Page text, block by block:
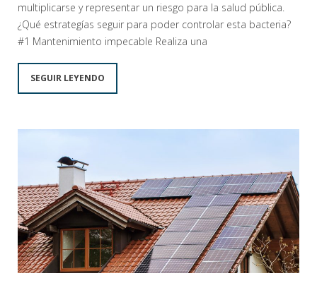
multiplicarse y representar un riesgo para la salud pública.
¿Qué estrategías seguir para poder controlar esta bacteria?
#1 Mantenimiento impecable Realiza una
SEGUIR LEYENDO